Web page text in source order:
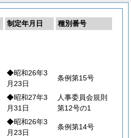
制定年月日
種別番号
◆昭和26年3
月23日
条例第15号
◆昭和27年3
月31日
人事委員会規則
第12号の1
◆昭和26年3
月23日
条例第14号